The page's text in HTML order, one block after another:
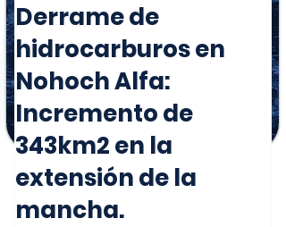
Derrame de
hidrocarburos en
Nohoch Alfa:
Incremento de
343km2 en la
extensión de la
mancha.